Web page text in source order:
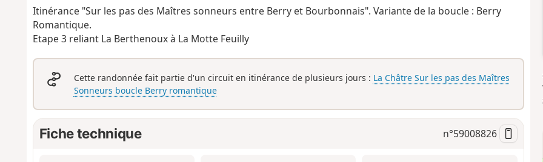
Itinérance "Sur les pas des Maîtres sonneurs entre Berry et Bourbonnais". Variante de la boucle : Berry
Romantique.
Etape 3 reliant La Berthenoux à La Motte Feuilly
Cette randonnée fait partie d'un circuit en itinérance de plusieurs jours : La Châtre Sur les pas des Maîtres
Sonneurs boucle Berry romantique
Fiche technique n°59008826